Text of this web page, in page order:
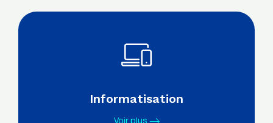
Informatisation
Voir plus